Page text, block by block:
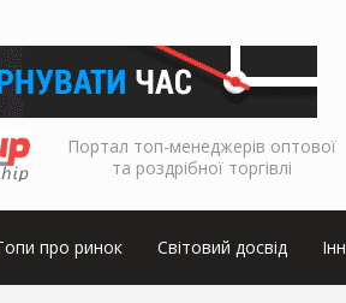
Портал топ-менеджерів оптової
та роздрібної торгівлі
про ринок Світовий досвід